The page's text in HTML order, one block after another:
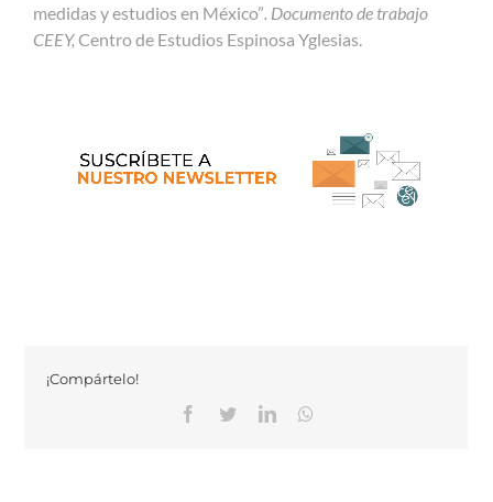
medidas y estudios en México” . Documento de trabajo
CEEY,Centro de Estudios Espinosa Yglesias.
¡Compártelo!
Facebook
TwitterLinkedinWhatsapp